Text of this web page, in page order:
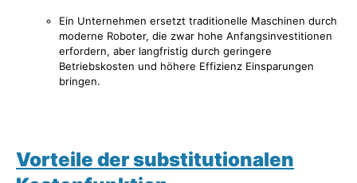
Ein Unternehmen ersetzt traditionelle Maschinen durch
moderne Roboter, die zwar hohe Anfangsinvestitionen
erfordern, aber langfristig durch geringere
Betriebskosten und höhere Effizienz Einsparungen
bringen.
Vorteile der substitutionalen